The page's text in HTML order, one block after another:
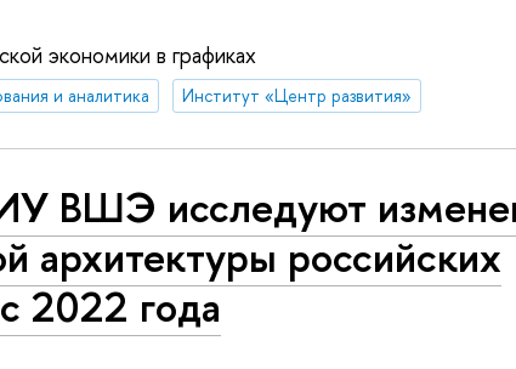
экономики в графиках
и аналитика Институт «Центр развития»
ВШЭ исследуют
архитектуры российских
2022 года